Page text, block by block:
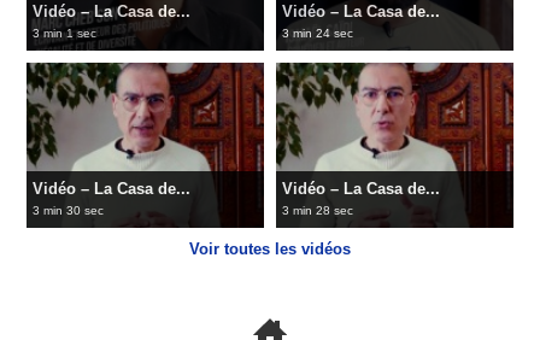
Vidéo – La Casa de...
3 min 1 sec
Vidéo – La Casa de...
3 min 24 sec
Vidéo – La Casa de...
3 min 30 sec
Vidéo – La Casa de...
3 min 28 sec
Voir toutes les vidéos